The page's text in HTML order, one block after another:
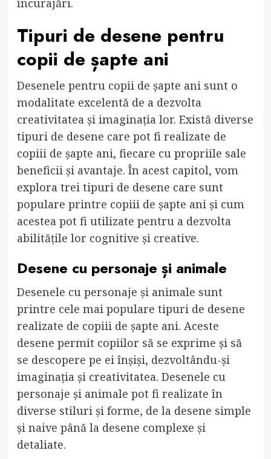
încurajări.
Tipuri de desene pentru
copii de șapte ani
Desenele pentru copii de șapte ani sunt o
modalitate excelentă de a dezvolta
creativitatea și imaginația lor. Există diverse
tipuri de desene care pot fi realizate de
copiii de șapte ani, fiecare cu propriile sale
beneficii și avantaje. În acest capitol, vom
explora trei tipuri de desene care sunt
populare printre copiii de șapte ani și cum
acestea pot fi utilizate pentru a dezvolta
abilitățile lor cognitive și creative.
Desene cu personaje și animale
Desenele cu personaje și animale sunt
printre cele mai populare tipuri de desene
realizate de copiii de șapte ani. Aceste
desene permit copiilor să se exprime și să
se descopere pe ei înșiși, dezvoltându-și
imaginația și creativitatea. Desenele cu
personaje și animale pot fi realizate în
diverse stiluri și forme, de la desene simple
și naive până la desene complexe și
detaliate.